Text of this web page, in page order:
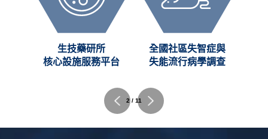
生技藥研所
核心設施服務平台
全國社區失智症與
失能流行病學調查
2 / 11